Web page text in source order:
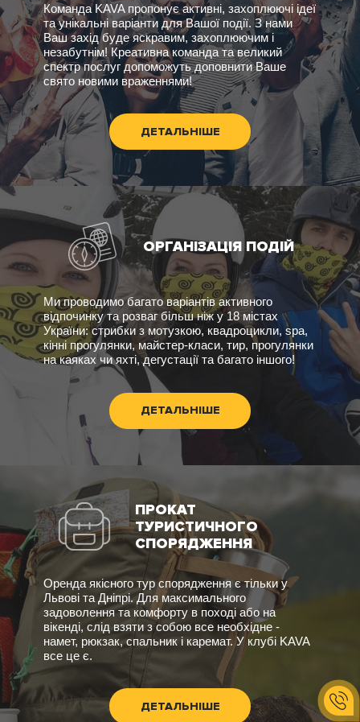
Команда KAVA пропонує активні, захоплюючі ідеї
та унікальні варіанти для Вашої події. З нами
Ваш захід буде яскравим, захоплюючим і
незабутнім! Креативна команда та великий
спектр послуг допоможуть доповнити Ваше
свято новими враженнями!
ДЕТАЛЬНІШЕ
ОРГАНІЗАЦІЯ ПОДІЙ
Ми проводимо багато варіантів активного
відпочинку та розваг більш ніж у 18 містах
України: стрибки з мотузкою, квадроцикли, spa,
кінні прогулянки, майстер-класи, тир, прогулянки
на каяках чи яхті, дегустації та багато іншого!
ДЕТАЛЬНІШЕ
ПРОКАТ
ТУРИСТИЧНОГО
СПОРЯДЖЕННЯ
Оренда якісного тур спорядження є тільки у
Львові та Дніпрі. Для максимального
задоволення та комфорту в поході або на
вікенді, слід взяти з собою все необхідне -
намет, рюкзак, спальник і каремат. У клубі KAVA
все це є.
ДЕТАЛЬНІШЕ